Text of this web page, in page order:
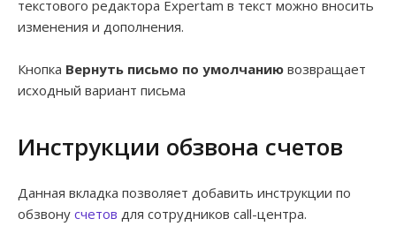
текстового редактора Expertam в текст можно вносить
изменения и дополнения.
Кнопка Вернуть письмо по умолчанию возвращает
исходный вариант письма
Инструкции обзвона счетов
Данная вкладка позволяет добавить инструкции по
обзвону счетов для сотрудников call-центра.